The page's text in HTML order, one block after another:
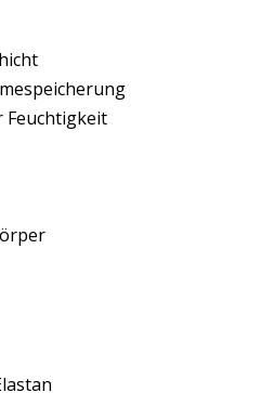
Feuchtigkeit